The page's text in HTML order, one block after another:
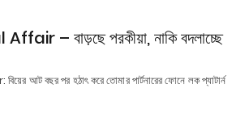
– বাড়ছে পরকীয়া, নাকি বদলাচ্ছে
আট বছর পর হঠাৎ করে তোমার পার্টনারের ফোনে লক প্যাটার্ন